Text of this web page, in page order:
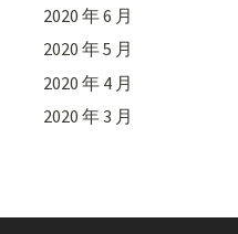
2020 年 6 月
2020 年 5 月
2020 年 4 月
2020 年 3 月